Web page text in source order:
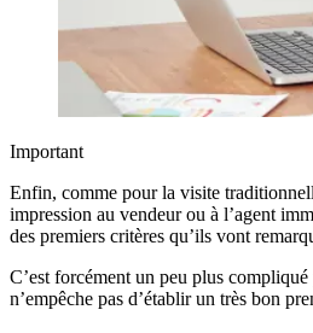
Important
Enfin, comme pour la visite
impression au vendeur ou à l’agent
des premiers critères qu’ils vont
C’est forcément un peu plus
n’empêche pas d’établir un très bon